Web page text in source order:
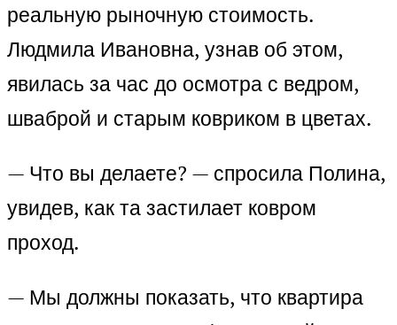
реальную рыночную стоимость.
Людмила Ивановна, узнав об этом,
явилась за час до осмотра с ведром,
шваброй и старым ковриком в цветах.
— Что вы делаете? — спросила Полина,
увидев, как та застилает ковром
проход.
— Мы должны показать, что квартира